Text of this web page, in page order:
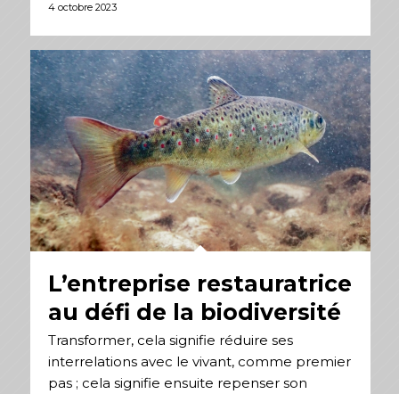
4 octobre 2023
L’entreprise restauratrice
au défi de la biodiversité
Transformer, cela signifie réduire ses
interrelations avec le vivant, comme premier
pas ; cela signifie ensuite repenser son